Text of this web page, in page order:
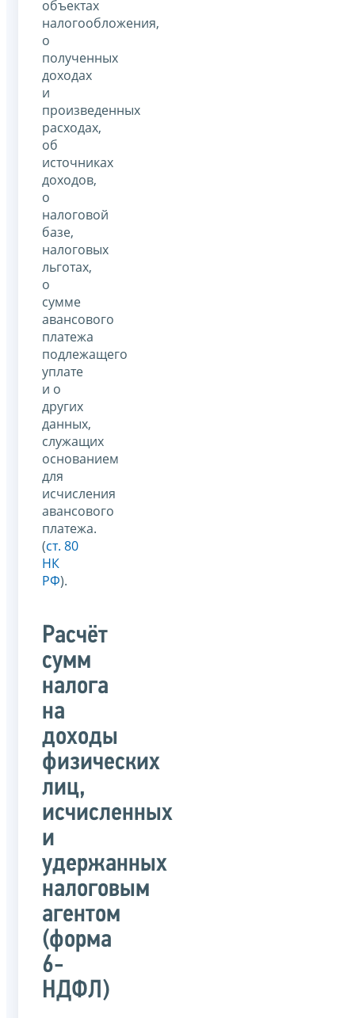
объектах
налогообложения,
о
полученных
доходах
и
произведенных
расходах,
об
источниках
доходов,
о
налоговой
базе,
налоговых
льготах,
о
сумме
авансового
платежа
подлежащего
уплате
и о
других
данных,
служащих
основанием
для
исчисления
авансового
платежа.
(ст. 80
НК
РФ).
Расчёт
сумм
налога
на
доходы
физических
лиц,
исчисленных
и
удержанных
налоговым
агентом
(форма
6-
НДФЛ)